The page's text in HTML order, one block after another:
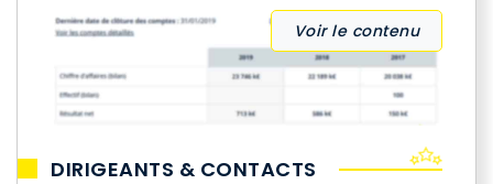
Voir le contenu
DIRIGEANTS & CONTACTS